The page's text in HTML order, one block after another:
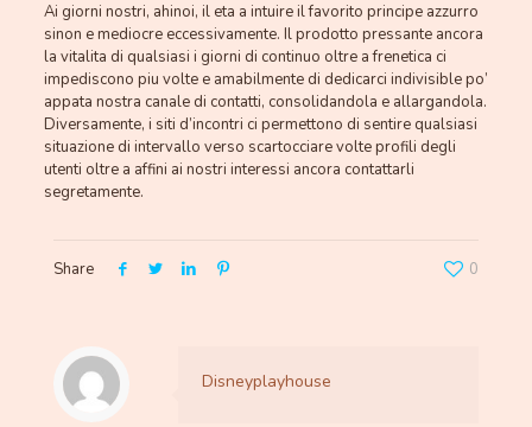
Ai giorni nostri, ahinoi, il eta a intuire il favorito principe azzurro
sinon e mediocre eccessivamente. Il prodotto pressante ancora
la vitalita di qualsiasi i giorni di continuo oltre a frenetica ci
impediscono piu volte e amabilmente di dedicarci indivisible po’
appata nostra canale di contatti, consolidandola e allargandola.
Diversamente, i siti d’incontri ci permettono di sentire qualsiasi
situazione di intervallo verso scartocciare volte profili degli
utenti oltre a affini ai nostri interessi ancora contattarli
segretamente.
Share 0
Disneyplayhouse